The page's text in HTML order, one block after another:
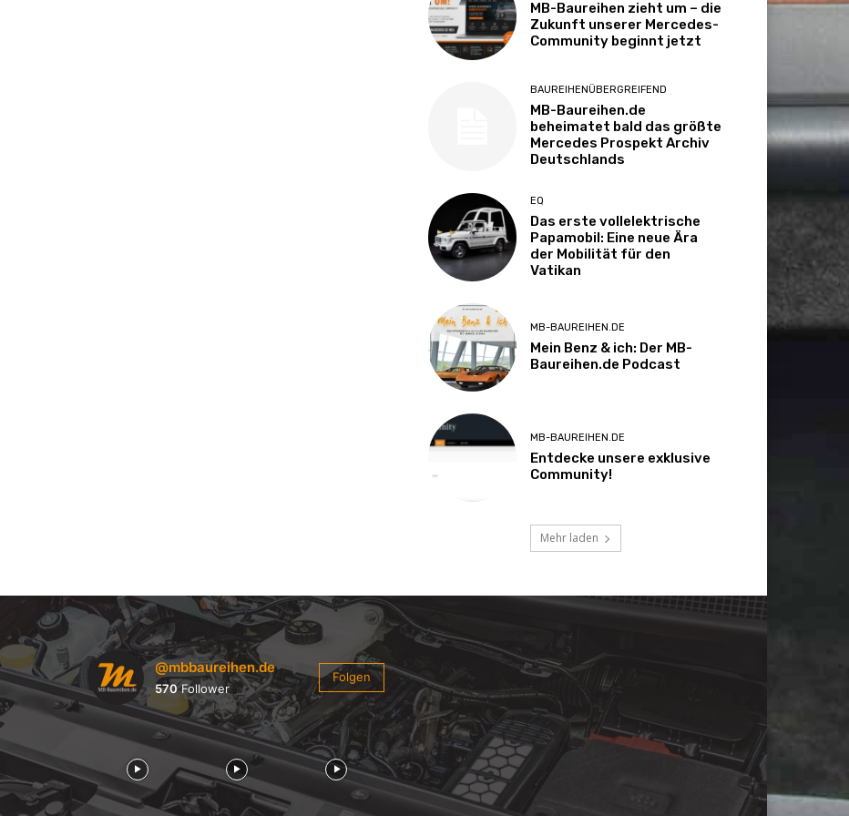
MB-Baureihen zieht um – die
Zukunft unserer Mercedes-
Community beginnt jetzt
BAUREIHENÜBERGREIFEND
MB-Baureihen.de
beheimatet bald das größte
Mercedes Prospekt Archiv
Deutschlands
EQ
Das erste vollelektrische
Papamobil: Eine neue Ära
der Mobilität für den
Vatikan
MB-BAUREIHEN.DE
Mein Benz & ich: Der MB-
Baureihen.de Podcast
MB-BAUREIHEN.DE
Entdecke unsere exklusive
Community!
Mehr laden
@mbbaureihen.de
570Follower
Folgen